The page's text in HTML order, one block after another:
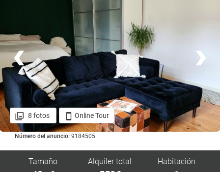
8 fotos Online Tour
Número del anuncio: 9184505
Tamaño Alquiler total Habitación